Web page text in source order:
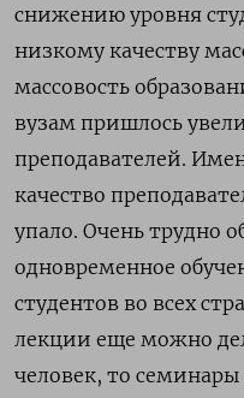
снижению уровня
низкому качеству
массовость
вузам пришлось
преподавателей.
качество
упало. Очень трудно
одновременное
студентов во всех
лекции еще можно
человек, то